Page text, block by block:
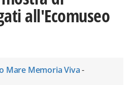
all'Ecomuseo
Mare Memoria Viva-